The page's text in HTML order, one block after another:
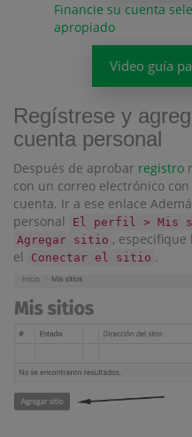
Financie su cuenta
apropiado
Video guía
Regístrese y
cuenta personal
Después de aprobar registro
con un correo electrónico
cuenta. Ir a ese enlace
personal
El perfil > Mis
Agregar sitio , especifique
el
Conectar el sitio .